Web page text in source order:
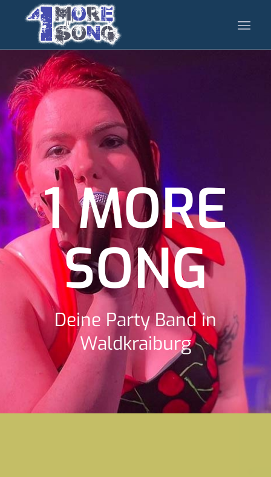
1 MORE
SONG
Deine Party Band in
Waldkraiburg